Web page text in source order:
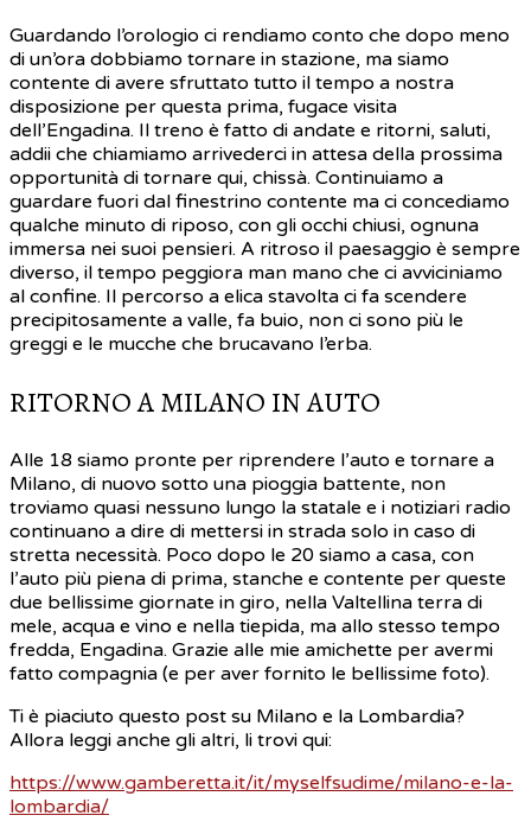
Guardando l’orologio ci rendiamo conto che dopo meno
di un’ora dobbiamo tornare in stazione, ma siamo
contente di avere sfruttato tutto il tempo a nostra
disposizione per questa prima, fugace visita
dell’Engadina. Il treno è fatto di andate e ritorni, saluti,
addii che chiamiamo arrivederci in attesa della prossima
opportunità di tornare qui, chissà. Continuiamo a
guardare fuori dal finestrino contente ma ci concediamo
qualche minuto di riposo, con gli occhi chiusi, ognuna
immersa nei suoi pensieri. A ritroso il paesaggio è sempre
diverso, il tempo peggiora man mano che ci avviciniamo
al confine. Il percorso a elica stavolta ci fa scendere
precipitosamente a valle, fa buio, non ci sono più le
greggi e le mucche che brucavano l’erba.
RITORNO A MILANO IN AUTO
Alle 18 siamo pronte per riprendere l’auto e tornare a
Milano, di nuovo sotto una pioggia battente, non
troviamo quasi nessuno lungo la statale e i notiziari radio
continuano a dire di mettersi in strada solo in caso di
stretta necessità. Poco dopo le 20 siamo a casa, con
l’auto più piena di prima, stanche e contente per queste
due bellissime giornate in giro, nella Valtellina terra di
mele, acqua e vino e nella tiepida, ma allo stesso tempo
fredda, Engadina. Grazie alle mie amichette per avermi
fatto compagnia (e per aver fornito le bellissime foto).
Ti è piaciuto questo post su Milano e la Lombardia?
Allora leggi anche gli altri, li trovi qui:
https://www.gamberetta.it/it/myselfsudime/milano-e-la-
lombardia/